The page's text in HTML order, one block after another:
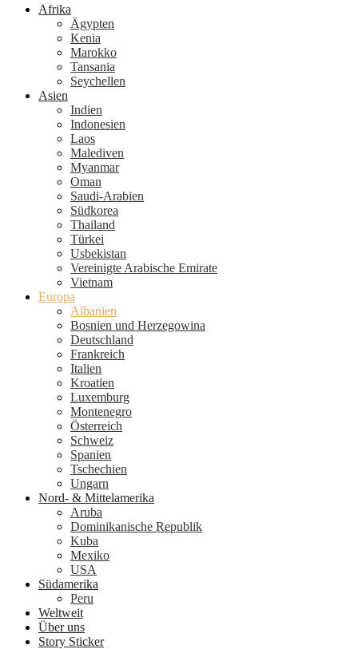
Afrika
Ägypten
Kenia
Marokko
Tansania
Seychellen
Asien
Indien
Indonesien
Laos
Malediven
Myanmar
Oman
Saudi-Arabien
Südkorea
Thailand
Türkei
Usbekistan
Vereinigte Arabische Emirate
Vietnam
Europa
Albanien
Bosnien und Herzegowina
Deutschland
Frankreich
Italien
Kroatien
Luxemburg
Montenegro
Österreich
Schweiz
Spanien
Tschechien
Ungarn
Nord- & Mittelamerika
Aruba
Dominikanische Republik
Kuba
Mexiko
USA
Südamerika
Peru
Weltweit
Über uns
Story Sticker